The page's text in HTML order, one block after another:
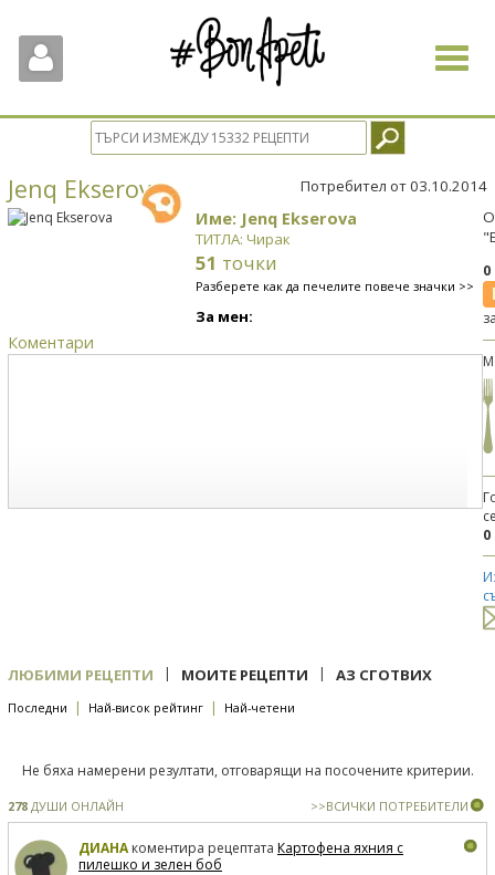
Toggle
Jenq Ekserova Потребител от 03.10.2014
Име: Jenq Ekserova
ТИТЛА: Чирак
51 точки
Разберете как да печелите повече значки >>
За мен:
Коментари
0
ЛЮБИМИ РЕЦЕПТИ | МОИТЕ РЕЦЕПТИ | АЗ СГОТВИХ
Последни | Най-висок рейтинг | Най-четени
Не бяха намерени резултати, отговарящи на посочените критерии.
278 ДУШИ ОНЛАЙН >>ВСИЧКИ ПОТРЕБИТЕЛИ
ДИАНАкоментира рецептата Картофена яхния с
пилешко и зелен боб